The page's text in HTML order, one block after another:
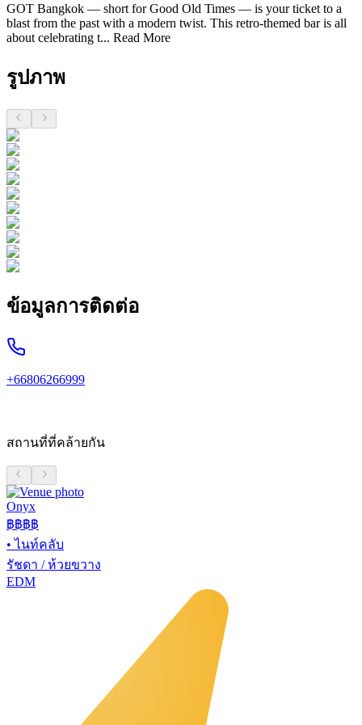
GOT Bangkok — short for Good Old Times — is your ticket to a
blast from the past with a modern twist. This retro-themed bar is all
about celebrating t... Read More
รูปภาพ
ข้อมูลการติดต่อ
+66806266999
สถานที่ที่คล้ายกัน
Onyx
฿฿฿฿
• ไนท์คลับ
รัชดา / ห้วยขวาง
EDM